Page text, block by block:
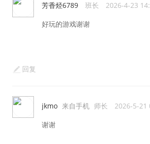
芳香烃6789 班长 2026-4-23
好玩的游戏谢谢
回复
jkmo 来自手机 师长 2026-5-21
谢谢